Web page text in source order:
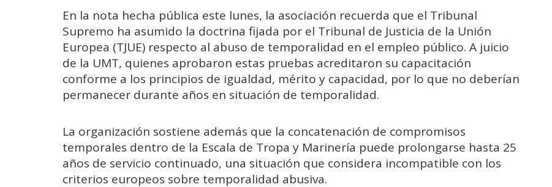
En la nota hecha pública este lunes, la asociación recuerda que el Tribunal
Supremo ha asumido la doctrina fijada por el Tribunal de Justicia de la Unión
Europea (TJUE) respecto al abuso de temporalidad en el empleo público. A juicio
de la UMT, quienes aprobaron estas pruebas acreditaron su capacitación
conforme a los principios de igualdad, mérito y capacidad, por lo que no deberían
permanecer durante años en situación de temporalidad.
La organización sostiene además que la concatenación de compromisos
temporales dentro de la Escala de Tropa y Marinería puede prolongarse hasta 25
años de servicio continuado, una situación que considera incompatible con los
criterios europeos sobre temporalidad abusiva.